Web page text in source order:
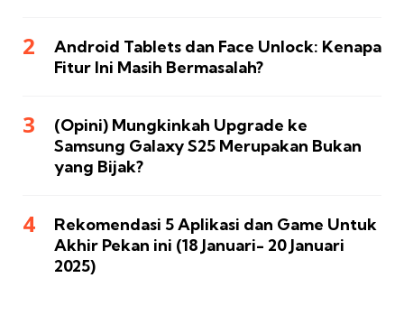
Android Tablets dan Face Unlock: Kenapa
Fitur Ini Masih Bermasalah?
(Opini) Mungkinkah Upgrade ke
Samsung Galaxy S25 Merupakan Bukan
yang Bijak?
Rekomendasi 5 Aplikasi dan Game Untuk
Akhir Pekan ini (18 Januari- 20 Januari
2025)